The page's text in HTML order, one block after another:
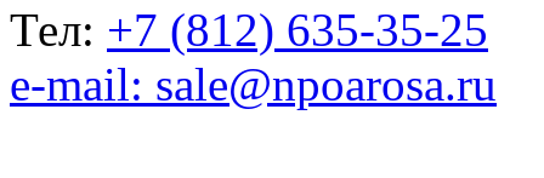
Тел: +7 (812) 635-35-25
e-mail: sale@npoarosa.ru